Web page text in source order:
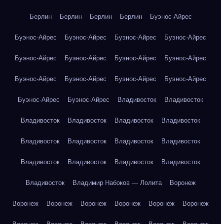
Берлин Берлин Берлин Берлин Буэнос-Айрес
Буэнос-Айрес Буэнос-Айрес Буэнос-Айрес Буэнос-Айрес
Буэнос-Айрес Буэнос-Айрес Буэнос-Айрес Буэнос-Айрес
Буэнос-Айрес Буэнос-Айрес Буэнос-Айрес Буэнос-Айрес
Буэнос-Айрес Буэнос-Айрес Владивосток Владивосток
Владивосток Владивосток Владивосток Владивосток
Владивосток Владивосток Владивосток Владивосток
Владивосток Владивосток Владивосток Владивосток
Владивосток Владимир Набоков — Лолита Воронеж
Воронеж Воронеж Воронеж Воронеж Воронеж Воронеж